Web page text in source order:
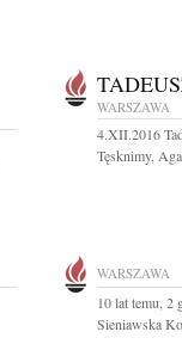
WARSZAWA
4.XII.2016
Tęsknimy,
WARSZAWA
10 lat temu, 2
Sieniawska